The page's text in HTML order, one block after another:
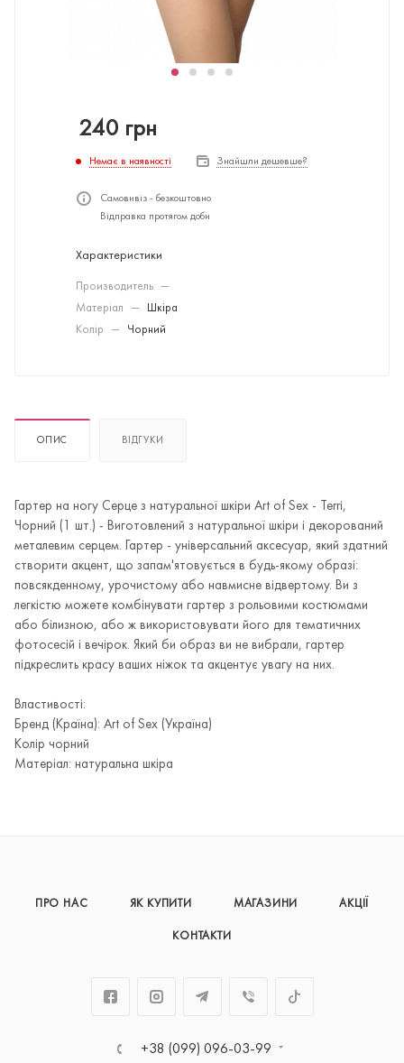
240 грн
Немає в наявності Знайшли дешевше?
Самовивіз - безкоштовно
Відправка протягом доби
Характеристики
Производитель
—
Матеріал
—
Шкіра
Колір
— Чорний
ОПИС ВІДГУКИ
Гартер на ногу Серце з натуральної шкіри Art of Sex - Terri,
Чорний (1 шт.) - Виготовлений з натуральної шкіри і декорований
металевим серцем. Гартер - універсальний аксесуар, який здатний
створити акцент, що запам'ятовується в будь-якому образі:
повсякденному, урочистому або навмисне відвертому. Ви з
легкістю можете комбінувати гартер з рольовими костюмами
або білизною, або ж використовувати його для тематичних
фотосесій і вечірок. Який би образ ви не вибрали, гартер
підкреслить красу ваших ніжок та акцентує увагу на них.
Властивості:
Бренд (Країна): Art of Sex (Україна)
Колір чорний
Матеріал: натуральна шкіра
ПРО НАС ЯК КУПИТИ МАГАЗИНИ АКЦІЇ
КОНТАКТИ
+38 (099) 096-03-99